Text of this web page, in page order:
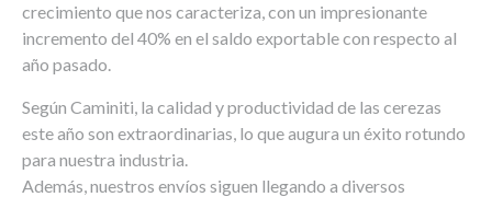
crecimiento que nos caracteriza, con un impresionante
incremento del 40% en el saldo exportable con respecto al
año pasado.
Según Caminiti, la calidad y productividad de las cerezas
este año son extraordinarias, lo que augura un éxito rotundo
para nuestra industria.
Además, nuestros envíos siguen llegando a diversos